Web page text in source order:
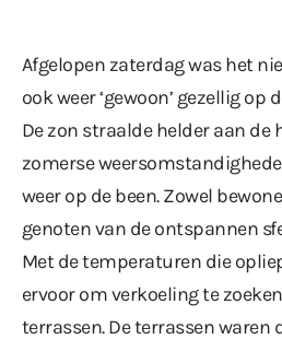
Afgelopen zaterdag was het
ook weer ‘gewoon’ gezellig op
De zon straalde helder aan de
zomerse
weer op de been. Zowel
genoten van de ontspannen
Met de temperaturen die
ervoor om verkoeling te
terrassen. De terrassen waren